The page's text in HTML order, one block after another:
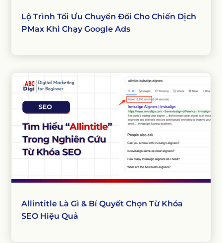
Lộ Trình Tối Ưu Chuyển Đổi Cho Chiến Dịch
PMax Khi Chạy Google Ads
Allintitle Là Gì & Bí Quyết Chọn Từ Khóa
SEO Hiệu Quả